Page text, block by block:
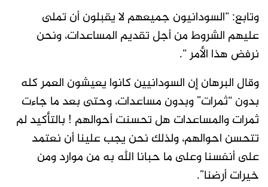
وتابع: “السودانيون جميعهم لا يقبلون أن تملى
عليهم الشروط من أجل تقديم المساعدات، ونحن
نرفض هذا الأمر “.
وقال البرهان إن السودانيين كانوا يعيشون العمر كله
بدون “ثمرات” وبدون مساعدات، وحتى بعد ما جاءت
ثمرات والمساعدات هل تحسنت أحوالهم ! بالتأكيد لم
تتحسن احوالهم، ولذلك نحن يجب علينا أن نعتمد
على أنفسنا وعلى ما حبانا الله به من موارد ومن
خيرات أرضنا”.